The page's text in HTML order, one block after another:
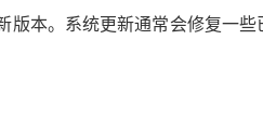
版本。系统更新通常会修复一些